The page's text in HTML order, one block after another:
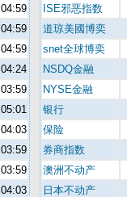
04:59
04:59
04:59
04:24
03:59
05:01
04:03
03:59
03:59
04:03
ISE邪恶指数
道琼美國博奕
snet全球博奕
NSDQ金融
NYSE金融
银行
保险
券商指数
澳洲不动产
日本不动产